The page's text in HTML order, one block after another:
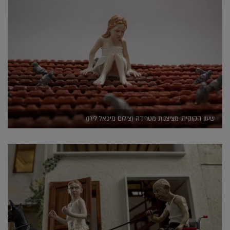
שעון הקוקיה, מציצנות מטרידה (צילום מיכאל לירן)